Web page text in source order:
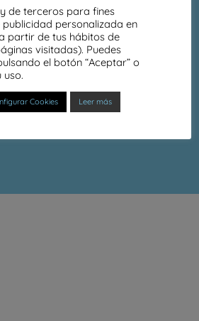
de terceros para fines
personalizada en
partir de tus hábitos de
visitadas). Puedes
el botón “Aceptar” o
Cookies Leer más